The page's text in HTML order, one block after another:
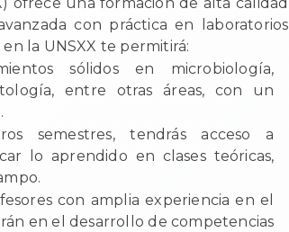
ofrece una formación de alta calidad
con práctica en laboratorios
la UNSXX te permitirá:
sólidos en microbiología,
entre otras áreas, con un
semestres, tendrás acceso a
lo aprendido en clases teóricas,
con amplia experiencia en el
en el desarrollo de competencias